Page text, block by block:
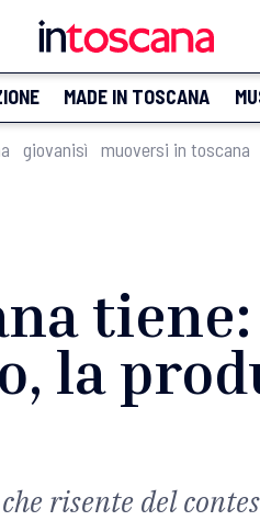
MADE IN TOSCANA
giovanisì muoversi in toscana
la
risente del